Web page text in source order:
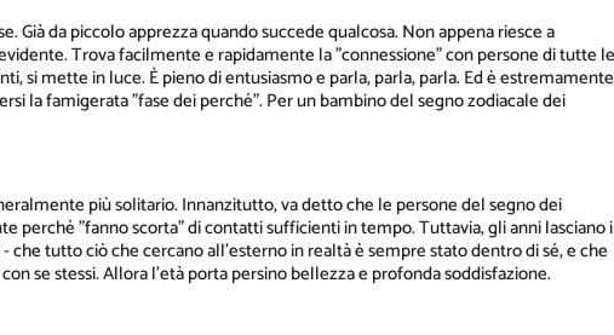
Già da piccolo apprezza quando succede qualcosa. Non appena riesce a
Trova facilmente e rapidamente la "connessione" con persone di tutte le
si mette in luce. È pieno di entusiasmo e parla, parla, parla. Ed è estremamente
la famigerata "fase dei perché". Per un bambino del segno zodiacale dei
più solitario. Innanzitutto, va detto che le persone del segno dei
perché "fanno scorta" di contatti sufficienti in tempo. Tuttavia, gli anni lasciano
che tutto ciò che cercano all'esterno in realtà è sempre stato dentro di sé, e che
se stessi. Allora l'età porta persino bellezza e profonda soddisfazione.